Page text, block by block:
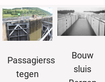
Passagiersschip
tegen
Bouw
sluis